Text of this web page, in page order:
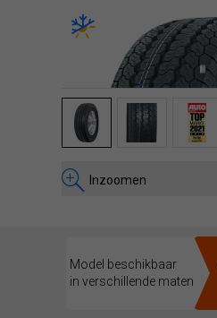
Inzoomen
Model beschikbaar
in verschillende maten